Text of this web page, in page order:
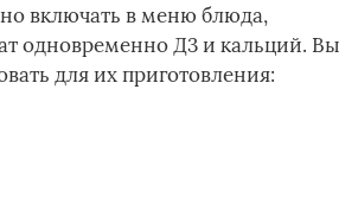
включать в меню блюда,
одновременно Д3 и кальций. Вы
для их приготовления: